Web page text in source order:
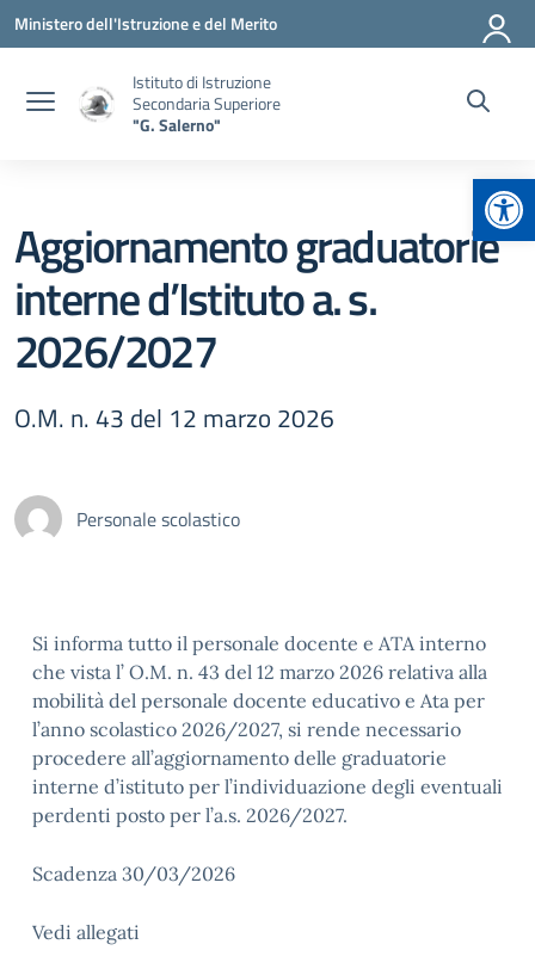
Vai ai contenuti
Vai al menu di navigazione
Vai al footer
Ministero dell'Istruzione e del Merito
Istituto di Istruzione
Secondaria Superiore
"G. Salerno"
Aggiornamento graduatorie
interne d’Istituto a. s.
2026/2027
O.M. n. 43 del 12 marzo 2026
Personale scolastico
Si informa tutto il personale docente e ATA interno
che vista l’ O.M. n. 43 del 12 marzo 2026 relativa alla
mobilità del personale docente educativo e Ata per
l’anno scolastico 2026/2027, si rende necessario
procedere all’aggiornamento delle graduatorie
interne d’istituto per l’individuazione degli eventuali
perdenti posto per l’a.s. 2026/2027.
Scadenza 30/03/2026
Vedi allegati